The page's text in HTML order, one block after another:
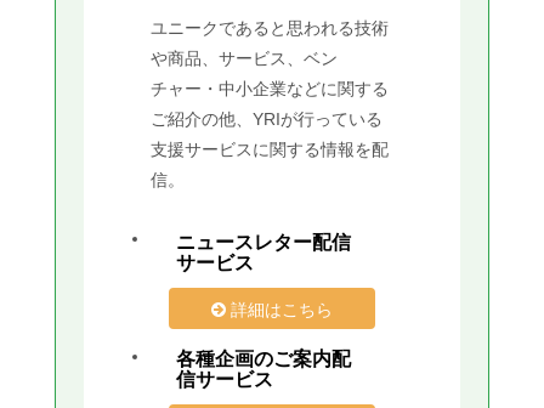
ユニークであると思われる技術
や商品、サービス、ベン
チャー・中小企業などに関する
ご紹介の他、YRIが行っている
支援サービスに関する情報を配
信。
ニュースレター配信
サービス
詳細はこちら
各種企画のご案内配
信サービス